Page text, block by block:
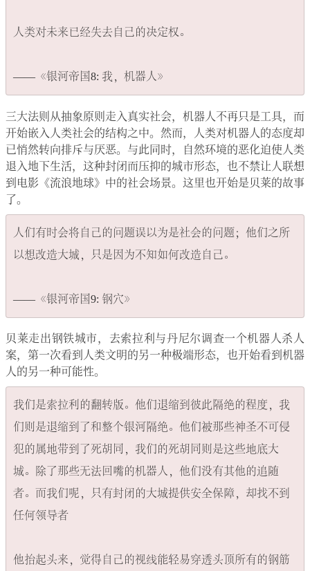
人类对未来已经失去自己的决定权。
三大法则从抽象原则走入真实社会，机器人不再只是工具，而
开始嵌入人类社会的结构之中。然而，人类对机器人的态度却
已悄然转向排斥与厌恶。与此同时，自然环境的恶化迫使人类
退入地下生活，这种封闭而压抑的城市形态，也不禁让人联想
到电影《流浪地球》中的社会场景。这里也开始是贝莱的故事
了。
人们有时会将自己的问题误以为是社会的问题；他们之所
以想改造大城，只是因为不知如何改造自己。
贝莱走出钢铁城市，去索拉利与丹尼尔调查一个机器人杀人
案，第一次看到人类文明的另一种极端形态，也开始看到机器
人的另一种可能性。
我们是索拉利的翻转版。他们退缩到彼此隔绝的程度，我
们则是退缩到了和整个银河隔绝。他们被那些神圣不可侵
犯的属地带到了死胡同，我们的死胡同则是这些地底大
城。除了那些无法回嘴的机器人，他们没有其他的追随
者。而我们呢，只有封闭的大城提供安全保障，却找不到
任何领导者
他抬起头来，觉得自己的视线能轻易穿透头顶所有的钢筋